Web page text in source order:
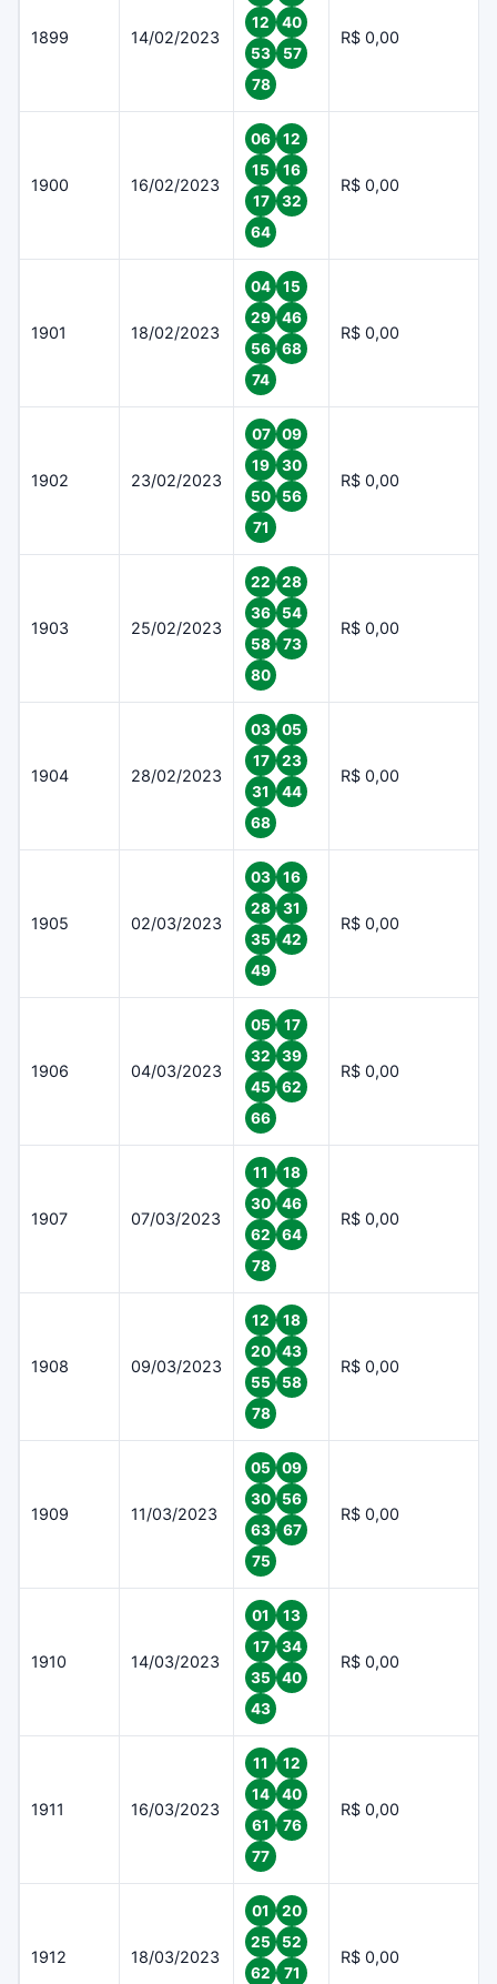
1899 14/02/2023
12
40
53
57
78
R$ 0,00
1900 16/02/2023
06
12
15
16
17
32
64
R$ 0,00
1901 18/02/2023
04
15
29
46
56
68
74
R$ 0,00
1902 23/02/2023
07
09
19
30
50
56
71
R$ 0,00
1903 25/02/2023
22
28
36
54
58
73
80
R$ 0,00
1904 28/02/2023
03
05
17
23
31
44
68
R$ 0,00
1905 02/03/2023
03
16
28
31
35
42
49
R$ 0,00
1906 04/03/2023
05
17
32
39
45
62
66
R$ 0,00
1907 07/03/2023
11
18
30
46
62
64
78
R$ 0,00
1908 09/03/2023
12
18
20
43
55
58
78
R$ 0,00
1909 11/03/2023
05
09
30
56
63
67
75
R$ 0,00
1910 14/03/2023
01
13
17
34
35
40
43
R$ 0,00
1911 16/03/2023
11
12
14
40
61
76
77
R$ 0,00
1912 18/03/2023
01
20
25
52
62
71
R$ 0,00